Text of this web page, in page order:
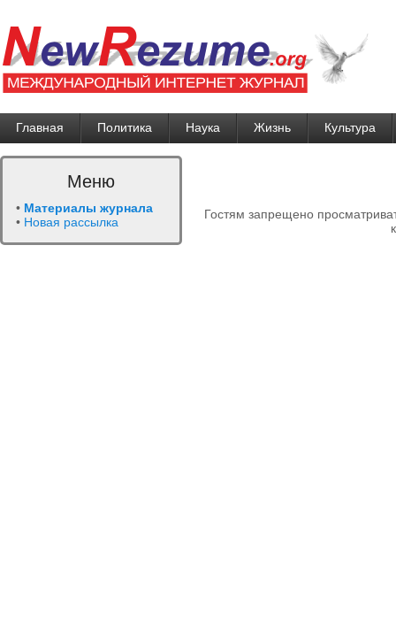
Главная Политика Наука Жизнь Культура
Меню
• Материалы журнала
• Новая рассылка
Гостям запрещено